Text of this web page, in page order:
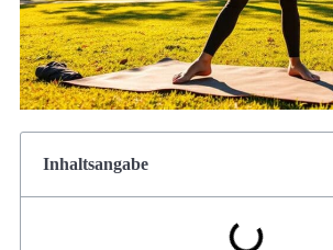
Inhaltsangabe